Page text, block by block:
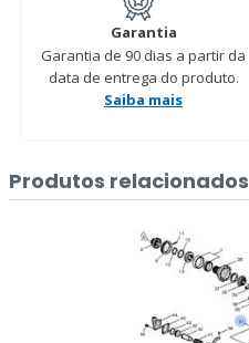
Garantia
Garantia de 90 dias a partir da
data de entrega do produto.
Saiba mais
Produtos relacionados